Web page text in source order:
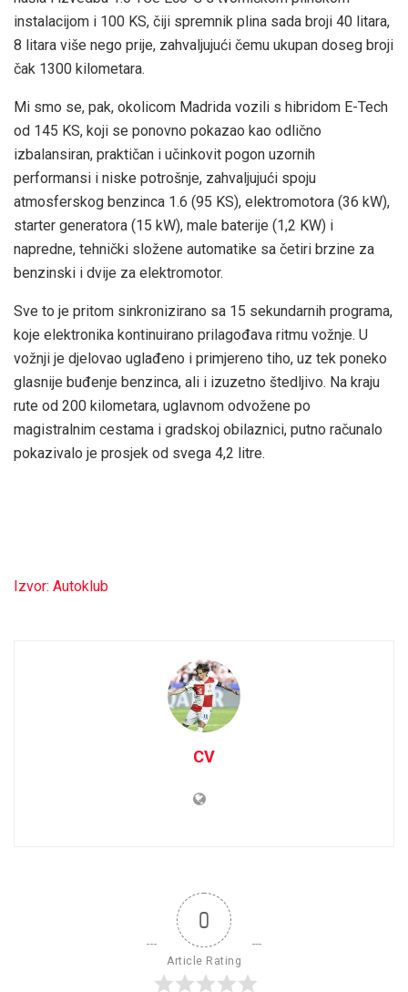
instalacijom i 100 KS, čiji spremnik plina sada broji 40 litara,
8 litara više nego prije, zahvaljujući čemu ukupan doseg broji
čak 1300 kilometara.
Mi smo se, pak, okolicom Madrida vozili s hibridom E-Tech
od 145 KS, koji se ponovno pokazao kao odlično
izbalansiran, praktičan i učinkovit pogon uzornih
performansi i niske potrošnje, zahvaljujući spoju
atmosferskog benzinca 1.6 (95 KS), elektromotora (36 kW),
starter generatora (15 kW), male baterije (1,2 KW) i
napredne, tehnički složene automatike sa četiri brzine za
benzinski i dvije za elektromotor.
Sve to je pritom sinkronizirano sa 15 sekundarnih programa,
koje elektronika kontinuirano prilagođava ritmu vožnje. U
vožnji je djelovao uglađeno i primjereno tiho, uz tek poneko
glasnije buđenje benzinca, ali i izuzetno štedljivo. Na kraju
rute od 200 kilometara, uglavnom odvožene po
magistralnim cestama i gradskoj obilaznici, putno računalo
pokazivalo je prosjek od svega 4,2 litre.
Izvor: Autoklub
CV
0
Article Rating